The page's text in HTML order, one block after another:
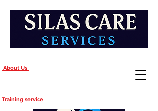
About Us
Training service